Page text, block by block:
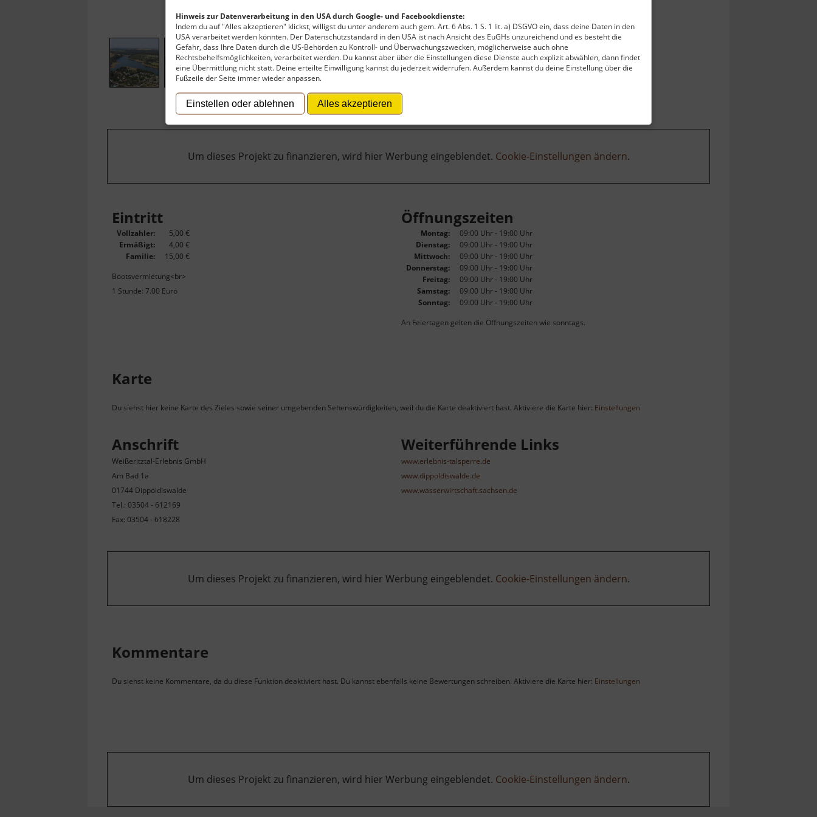
Hinweis zur Datenverarbeitung in den USA durch Google- und Facebookdienste:
Indem du auf "Alles akzeptieren" klickst, willigst du unter anderem auch gem. Art. 6 Abs. 1 S. 1 lit. a) DSGVO ein, dass deine Daten in den
USA verarbeitet werden könnten. Der Datenschutzstandard in den USA ist nach Ansicht des EuGHs unzureichend und es besteht die
Gefahr, dass Ihre Daten durch die US-Behörden zu Kontroll- und Überwachungszwecken, möglicherweise auch ohne
Rechtsbehelfsmöglichkeiten, verarbeitet werden. Du kannst aber über die Einstellungen diese Dienste auch explizit abwählen, dann findet
eine Übermittlung nicht statt. Deine erteilte Einwilligung kannst du jederzeit widerrufen. Außerdem kannst du deine Einstellung über die
Fußzeile der Seite immer wieder anpassen.
Einstellen oder ablehnen Alles akzeptieren
Um dieses Projekt zu finanzieren, wird hier Werbung eingeblendet. Cookie-Einstellungen ändern.
Eintritt
Vollzahler:
5,00 €
Ermäßigt:
4,00 €
Familie:
15,00 €
Bootsvermietung<br>
1 Stunde: 7.00 Euro
Öffnungszeiten
Montag:
09:00 Uhr - 19:00 Uhr
Dienstag:
09:00 Uhr - 19:00 Uhr
Mittwoch:
09:00 Uhr - 19:00 Uhr
Donnerstag:
09:00 Uhr - 19:00 Uhr
Freitag:
09:00 Uhr - 19:00 Uhr
Samstag:
09:00 Uhr - 19:00 Uhr
Sonntag:
09:00 Uhr - 19:00 Uhr
An Feiertagen gelten die Öffnungszeiten wie sonntags.
Karte
Du siehst hier keine Karte des Zieles sowie seiner umgebenden Sehenswürdigkeiten, weil du die Karte deaktiviert hast. Aktiviere die Karte hier: Einstellungen
Anschrift
Weißeritztal-Erlebnis GmbH
Am Bad 1a
01744 Dippoldiswalde
Tel.: 03504 - 612169
Fax: 03504 - 618228
Weiterführende Links
www.erlebnis-talsperre.de
www.dippoldiswalde.de
www.wasserwirtschaft.sachsen.de
Um dieses Projekt zu finanzieren, wird hier Werbung eingeblendet. Cookie-Einstellungen ändern.
Kommentare
Du siehst keine Kommentare, da du diese Funktion deaktiviert hast. Du kannst ebenfalls keine Bewertungen schreiben. Aktiviere die Karte hier: Einstellungen
Um dieses Projekt zu finanzieren, wird hier Werbung eingeblendet. Cookie-Einstellungen ändern.